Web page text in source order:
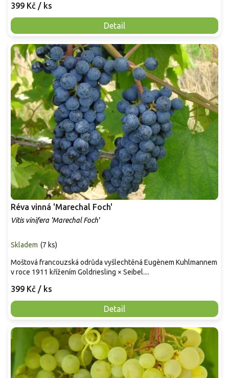
399 Kč / ks
Detail
Réva vinná 'Marechal Foch'
Vitis vinifera 'Marechal Foch'
Skladem (7 ks)
399 Kč / ks
Detail
Moštová francouzská odrůda vyšlechtěná Eugènem Kuhlmannem
v roce 1911 křížením Goldriesling × Seibel....